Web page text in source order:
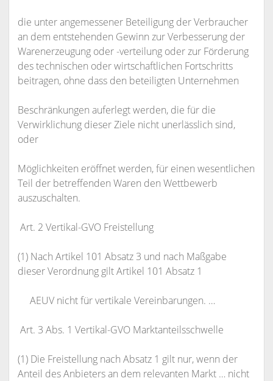
die unter angemessener Beteiligung der Verbraucher
an dem entstehenden Gewinn zur Verbesserung der
Warenerzeugung oder -verteilung oder zur Förderung
des technischen oder wirtschaftlichen Fortschritts
beitragen, ohne dass den beteiligten Unternehmen
Beschränkungen auferlegt werden, die für die
Verwirklichung dieser Ziele nicht unerlässlich sind,
oder
Möglichkeiten eröffnet werden, für einen wesentlichen
Teil der betreffenden Waren den Wettbewerb
auszuschalten.
Art. 2 Vertikal-GVO Freistellung
(1) Nach Artikel 101 Absatz 3 und nach Maßgabe
dieser Verordnung gilt Artikel 101 Absatz 1
AEUV nicht für vertikale Vereinbarungen. …
Art. 3 Abs. 1 Vertikal-GVO Marktanteilsschwelle
(1) Die Freistellung nach Absatz 1 gilt nur, wenn der
Anteil des Anbieters an dem relevanten Markt … nicht